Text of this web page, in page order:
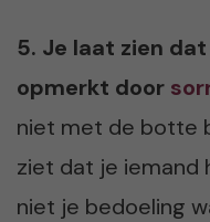
5. Je laat zien
opmerkt door
niet met de botte
ziet dat je iemand
niet je bedoeling